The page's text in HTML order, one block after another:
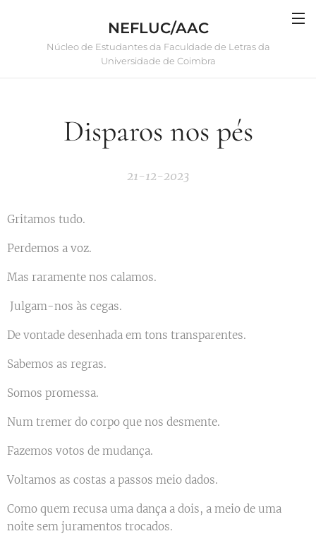
NEFLUC/AAC
Núcleo de Estudantes da Faculdade de Letras da
Universidade de Coimbra
Disparos nos pés
21-12-2023
Gritamos tudo.
Perdemos a voz.
Mas raramente nos calamos.
Julgam-nos às cegas.
De vontade desenhada em tons transparentes.
Sabemos as regras.
Somos promessa.
Num tremer do corpo que nos desmente.
Fazemos votos de mudança.
Voltamos as costas a passos meio dados.
Como quem recusa uma dança a dois, a meio de uma
noite sem juramentos trocados.